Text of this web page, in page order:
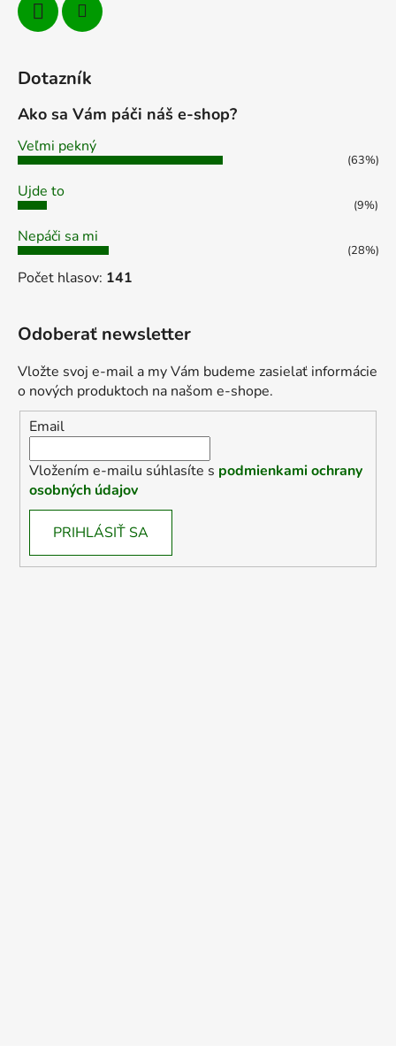
Dotazník
Ako sa Vám páči náš e-shop?
Veľmi pekný
(63%)
Ujde to
(9%)
Nepáči sa mi
(28%)
Počet hlasov: 141
Odoberať newsletter
Vložte svoj e-mail a my Vám budeme zasielať informácie
o nových produktoch na našom e-shope.
Email
Vložením e-mailu súhlasíte s podmienkami ochrany
osobných údajov
PRIHLÁSIŤ SA